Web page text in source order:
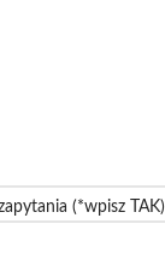
(*wpisz TAK)